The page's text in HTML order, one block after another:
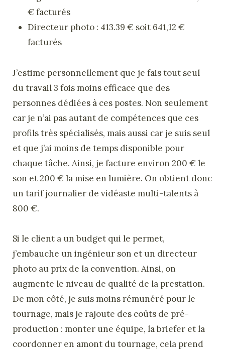
€ facturés
Directeur photo : 413.39 € soit 641,12 €
facturés
J’estime personnellement que je fais tout seul
du travail 3 fois moins efficace que des
personnes dédiées à ces postes. Non seulement
car je n’ai pas autant de compétences que ces
profils très spécialisés, mais aussi car je suis seul
et que j’ai moins de temps disponible pour
chaque tâche. Ainsi, je facture environ 200 € le
son et 200 € la mise en lumière. On obtient donc
un tarif journalier de vidéaste multi-talents à
800 €.
Si le client a un budget qui le permet,
j’embauche un ingénieur son et un directeur
photo au prix de la convention. Ainsi, on
augmente le niveau de qualité de la prestation.
De mon côté, je suis moins rémunéré pour le
tournage, mais je rajoute des coûts de pré-
production : monter une équipe, la briefer et la
coordonner en amont du tournage, cela prend